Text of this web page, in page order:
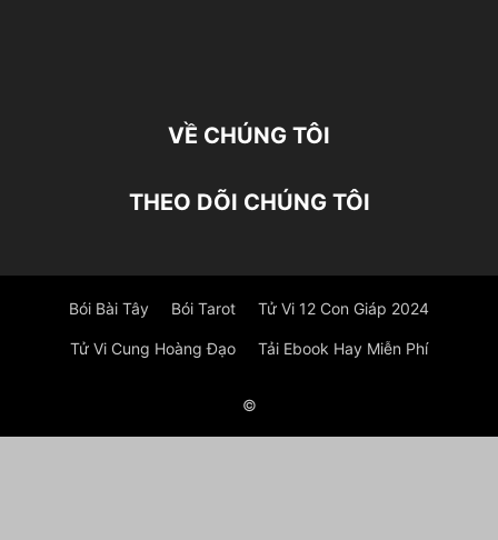
VỀ CHÚNG TÔI
THEO DÕI CHÚNG TÔI
Bói Bài Tây Bói Tarot Tử Vi 12 Con Giáp 2024
Tử Vi Cung Hoàng Đạo Tải Ebook Hay Miễn Phí
©